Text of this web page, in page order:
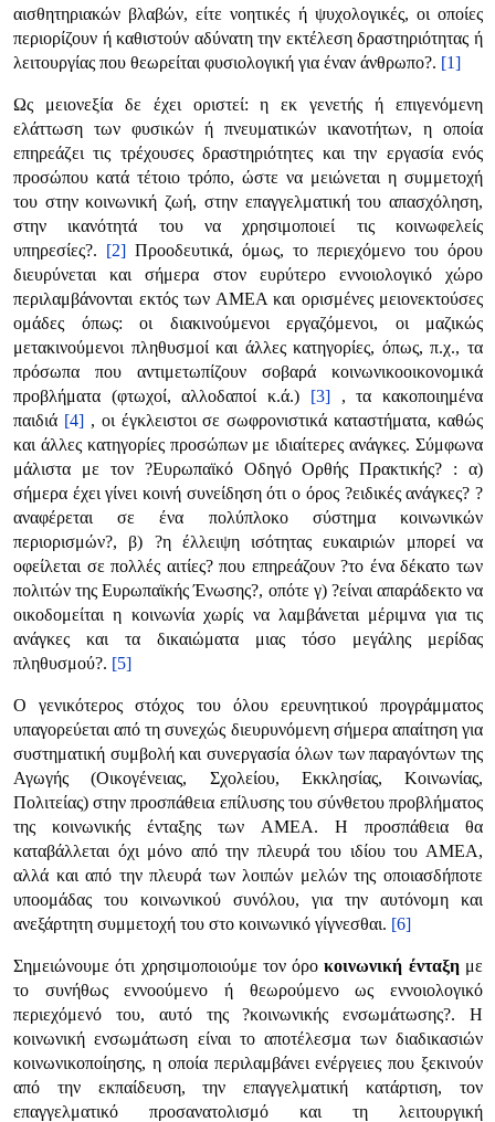
αισθητηριακών βλαβών, είτε νοητικές ή ψυχολογικές, οι οποίες
περιορίζουν ή καθιστούν αδύνατη την εκτέλεση δραστηριότητας ή
λειτουργίας που θεωρείται φυσιολογική για έναν άνθρωπο?. [1]
Ως μειονεξία δε έχει οριστεί: η εκ γενετής ή επιγενόμενη
ελάττωση των φυσικών ή πνευματικών ικανοτήτων, η οποία
επηρεάζει τις τρέχουσες δραστηριότητες και την εργασία ενός
προσώπου κατά τέτοιο τρόπο, ώστε να μειώνεται η συμμετοχή
του στην κοινωνική ζωή, στην επαγγελματική του απασχόληση,
στην ικανότητά του να χρησιμοποιεί τις κοινωφελείς
υπηρεσίες?. [2] Προοδευτικά, όμως, το περιεχόμενο του όρου
διευρύνεται και σήμερα στον ευρύτερο εννοιολογικό χώρο
περιλαμβάνονται εκτός των ΑΜΕΑ και ορισμένες μειονεκτούσες
ομάδες όπως: οι διακινούμενοι εργαζόμενοι, οι μαζικώς
μετακινούμενοι πληθυσμοί και άλλες κατηγορίες, όπως, π.χ., τα
πρόσωπα που αντιμετωπίζουν σοβαρά κοινωνικοοικονομικά
προβλήματα (φτωχοί, αλλοδαποί κ.ά.) [3] , τα κακοποιημένα
παιδιά [4] , οι έγκλειστοι σε σωφρονιστικά καταστήματα, καθώς
και άλλες κατηγορίες προσώπων με ιδιαίτερες ανάγκες. Σύμφωνα
μάλιστα με τον ?Ευρωπαϊκό Οδηγό Ορθής Πρακτικής? : α)
σήμερα έχει γίνει κοινή συνείδηση ότι ο όρος ?ειδικές ανάγκες? ?
αναφέρεται σε ένα πολύπλοκο σύστημα κοινωνικών
περιορισμών?, β) ?η έλλειψη ισότητας ευκαιριών μπορεί να
οφείλεται σε πολλές αιτίες? που επηρεάζουν ?το ένα δέκατο των
πολιτών της Ευρωπαϊκής Ένωσης?, οπότε γ) ?είναι απαράδεκτο να
οικοδομείται η κοινωνία χωρίς να λαμβάνεται μέριμνα για τις
ανάγκες και τα δικαιώματα μιας τόσο μεγάλης μερίδας
πληθυσμού?. [5]
Ο γενικότερος στόχος του όλου ερευνητικού προγράμματος
υπαγορεύεται από τη συνεχώς διευρυνόμενη σήμερα απαίτηση για
συστηματική συμβολή και συνεργασία όλων των παραγόντων της
Αγωγής (Οικογένειας, Σχολείου, Εκκλησίας, Κοινωνίας,
Πολιτείας) στην προσπάθεια επίλυσης του σύνθετου προβλήματος
της κοινωνικής ένταξης των ΑΜΕΑ. Η προσπάθεια θα
καταβάλλεται όχι μόνο από την πλευρά του ιδίου του ΑΜΕΑ,
αλλά και από την πλευρά των λοιπών μελών της οποιασδήποτε
υποομάδας του κοινωνικού συνόλου, για την αυτόνομη και
ανεξάρτητη συμμετοχή του στο κοινωνικό γίγνεσθαι. [6]
Σημειώνουμε ότι χρησιμοποιούμε τον όροκοινωνική ένταξη με
το συνήθως εννοούμενο ή θεωρούμενο ως εννοιολογικό
περιεχόμενό του, αυτό της ?κοινωνικής ενσωμάτωσης?. Η
κοινωνική ενσωμάτωση είναι το αποτέλεσμα των διαδικασιών
κοινωνικοποίησης, η οποία περιλαμβάνει ενέργειες που ξεκινούν
από την εκπαίδευση, την επαγγελματική κατάρτιση, τον
επαγγελματικό προσανατολισμό και τη λειτουργική